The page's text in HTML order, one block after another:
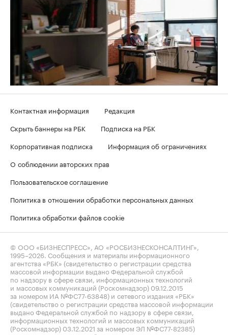
Контактная информация
Редакция
Скрыть баннеры на РБК
Подписка на РБК
Корпоративная подписка
Информация об ограничениях
О соблюдении авторских прав
Пользовательское соглашение
Политика в отношении обработки персональных данных
Политика обработки файлов cookie
© ООО «БИЗНЕСПРЕСС», АО «РОСБИЗНЕСКОНСАЛТИНГ»,
1995–2026 . Сообщения и материалы информационного
агентства «РБК» (свидетельство о регистрации средства
массовой информации выдано Федеральной службой
по надзору в сфере связи, информационных технологий
и массовых коммуникаций (Роскомнадзор) 09.12.2015
за номером ИА №ФС77-63848) и сетевого издания «РБК»
(свидетельство о регистрации средства массовой информации
выдано Федеральной службой по надзору в сфере связи,
информационных технологий и массовых коммуникаций
(Роскомнадзор) 03.12.2021 за номером ЭЛ №ФС77-82385)